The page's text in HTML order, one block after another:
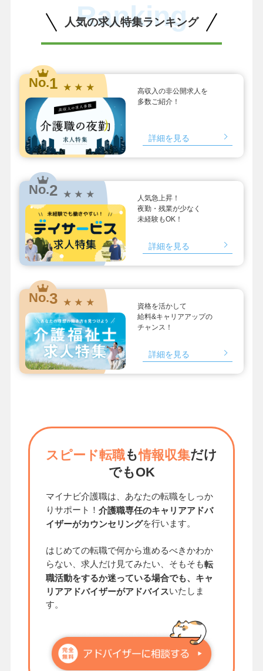
人気の求人特集ランキング
Ranking
No.1 ★ ★ ★
高収入の非公開求人を
多数ご紹介！
詳細を見る
No.2 ★ ★ ★
人気急上昇！
夜勤・残業が少なく
未経験もOK！
詳細を見る
No.3 ★ ★ ★
資格を活かして
給料&キャリアアップの
チャンス！
詳細を見る
スピード転職も情報収集だけ
でもOK
マイナビ介護職は、あなたの転職をしっか
りサポート！ 介護職専任のキャリアアドバ
イザーがカウンセリングを行います。
はじめての転職で何から進めるべきかわか
らない、求人だけ見てみたい、そもそも転
職活動をするか迷っている場合でも、キャ
リアアドバイザーがアドバイスいたしま
す。